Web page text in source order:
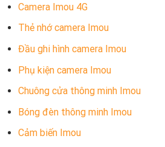
Camera Imou 4G
Thẻ nhớ camera Imou
Đầu ghi hình camera Imou
Phụ kiện camera Imou
Chuông cửa thông minh Imou
Bóng đèn thông minh Imou
Cảm biến Imou